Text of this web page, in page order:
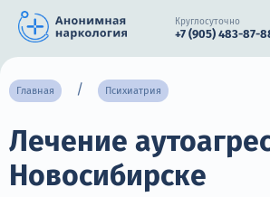
Круглосуточно
+7 (905) 483-87-
О нас
Наркомания
Главная Психиатрия
Лечение
Новосибирске